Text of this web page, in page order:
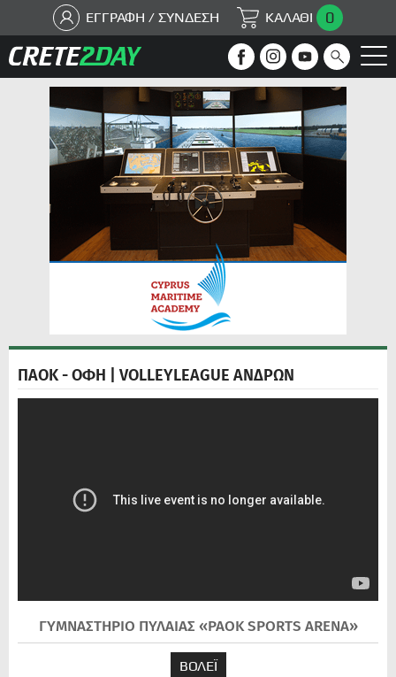
ΕΓΓΡΑΦΗ / ΣΥΝΔΕΣΗ ΚΑΛΑΘΙ 0
ΠΑΟΚ - ΟΦΗ | VOLLEYLEAGUE ΑΝΔΡΩΝ
ΓΥΜΝΑΣΤΗΡΙΟ ΠΥΛΑΙΑΣ «PAOK SPORTS ARENA»
ΒΟΛΕΪ